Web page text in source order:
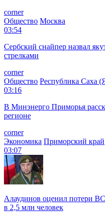
corner
Общество Москва
03:54
Сербский снайпер назвал
стрелками
corner
Общество Республика Саха
03:16
В Минэнерго Приморья
регионе
corner
Экономика Приморский край
03:07
Алаудинов оценил потери
в 2,5 млн человек